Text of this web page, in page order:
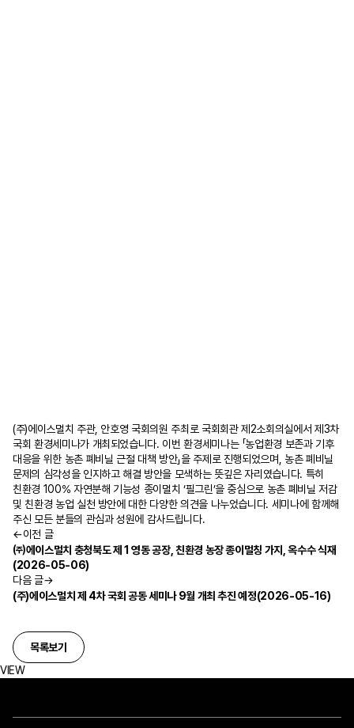
(주)에이스멀치 주관, 안호영 국회의원 주최로 국회회관 제2소회의실에서 제3차
국회 환경세미나가 개최되었습니다. 이번 환경세미나는 「농업환경 보존과 기후
대응을 위한 농촌 폐비닐 근절 대책 방안」을 주제로 진행되었으며, 농촌 폐비닐
문제의 심각성을 인지하고 해결 방안을 모색하는 뜻깊은 자리였습니다. 특히
친환경 100% 자연분해 기능성 종이멀치 ‘필그린’을 중심으로 농촌 폐비닐 저감
및 친환경 농업 실천 방안에 대한 다양한 의견을 나누었습니다. 세미나에 함께해
주신 모든 분들의 관심과 성원에 감사드립니다.
←이전 글
㈜에이스멀치 충청북도 제 1 영동 공장, 친환경 농장 종이멀칭 가지, 옥수수 식재
(2026-05-06)
다음 글→
(주)에이스멀치 제 4차 국회 공동 세미나 9월 개최 추진 예정(2026-05-16)
목록보기
VIEW